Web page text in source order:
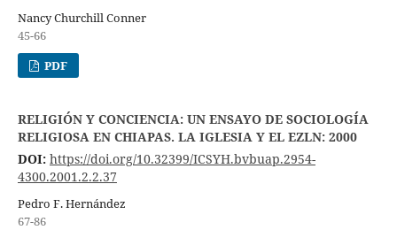
Nancy Churchill Conner
45-66
PDF
RELIGIÓN Y CONCIENCIA: UN ENSAYO DE SOCIOLOGÍA
RELIGIOSA EN CHIAPAS. LA IGLESIA Y EL EZLN: 2000
DOI: https://doi.org/10.32399/ICSYH.bvbuap.2954-
4300.2001.2.2.37
Pedro F. Hernández
67-86